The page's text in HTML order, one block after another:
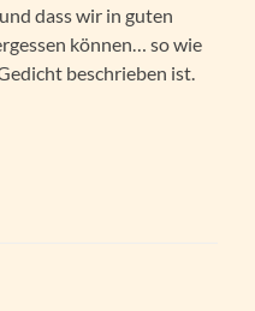
dass wir in guten
können… so wie
beschrieben ist.